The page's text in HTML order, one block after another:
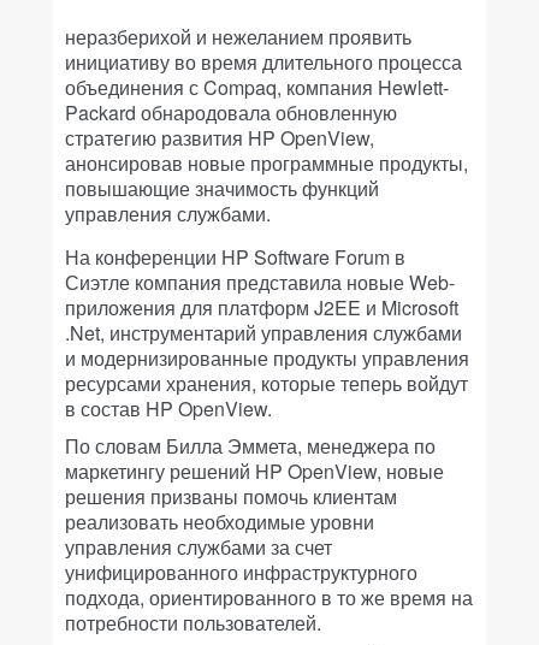
неразберихой и нежеланием проявить
инициативу во время длительного процесса
объединения с Compaq, компания Hewlett-
Packard обнародовала обновленную
стратегию развития HP OpenView,
анонсировав новые программные продукты,
повышающие значимость функций
управления службами.
На конференции HP Software Forum в
Сиэтле компания представила новые Web-
приложения для платформ J2EE и Microsoft
.Net, инструментарий управления службами
и модернизированные продукты управления
ресурсами хранения, которые теперь войдут
в состав HP OpenView.
По словам Билла Эммета, менеджера по
маркетингу решений HP OpenView, новые
решения призваны помочь клиентам
реализовать необходимые уровни
управления службами за счет
унифицированного инфраструктурного
подхода, ориентированного в то же время на
потребности пользователей.